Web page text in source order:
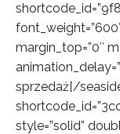
margin_top=”0″
sprzedaż[/
style=”solid”